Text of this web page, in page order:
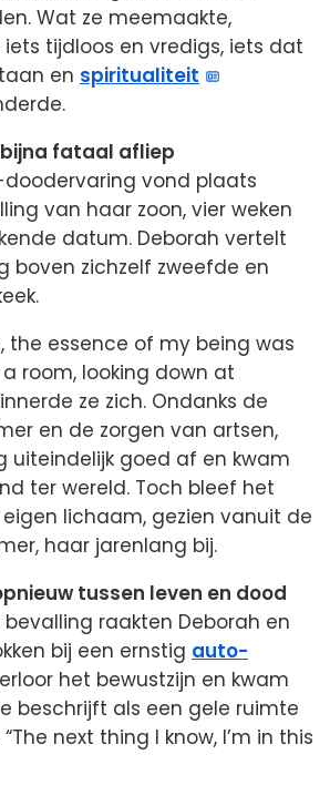
Wat ze meemaakte,
tijdloos en vredigs, iets dat
en spiritualiteit
fataal afliep
vond plaats
van haar zoon, vier weken
datum. Deborah vertelt
boven zichzelf zweefde en
the essence of my being was
room, looking down at
ze zich. Ondanks de
en de zorgen van artsen,
uiteindelijk goed af en kwam
ter wereld. Toch bleef het
lichaam, gezien vanuit de
haar jarenlang bij.
tussen leven en dood
raakten Deborah en
bij een ernstig auto-
het bewustzijn en kwam
beschrijft als een gele ruimte
next thing I know, I’m in this